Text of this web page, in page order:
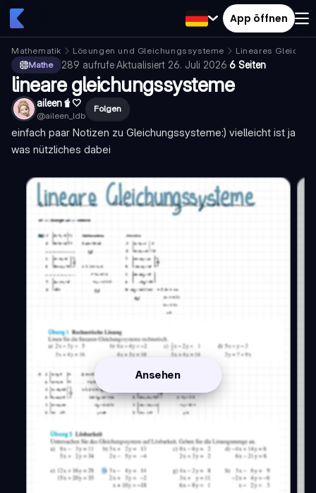
App öffnen
Mathematik Lösungen und Gleichungssysteme
Lineares
Mathe
289 aufrufe·Aktualisiert 26. Juli 2026·6 Seiten
lineare gleichungssysteme
aileen🧋🤍
@aileen_ldb
Folgen
einfach paar Notizen zu Gleichungssysteme:) vielleicht ist ja
was nützliches dabei
Ansehen